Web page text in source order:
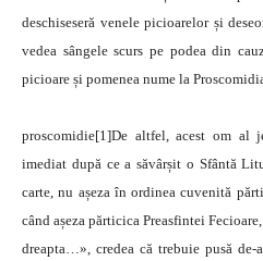
deschiseseră venele picioarelor și
vedea sângele scurs pe podea din
picioare și pomenea nume la
proscomidie[1]De altfel, acest om
imediat după ce a săvârșit o Sfântă
carte, nu așeza în ordinea cuvenită
când așeza părticica Preasfintei
dreapta…», credea că trebuie pusă